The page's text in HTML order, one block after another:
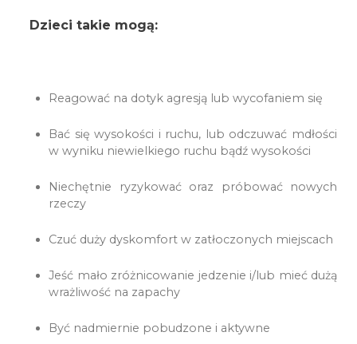
Dzieci takie mogą:
Reagować na dotyk agresją lub wycofaniem się
Bać się wysokości i ruchu, lub odczuwać mdłości
w wyniku niewielkiego ruchu bądź wysokości
Niechętnie ryzykować oraz próbować nowych
rzeczy
Czuć duży dyskomfort w zatłoczonych miejscach
Jeść mało zróżnicowanie jedzenie i/lub mieć dużą
wrażliwość na zapachy
Być nadmiernie pobudzone i aktywne